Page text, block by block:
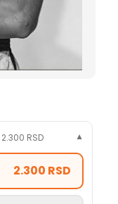
2.300 RSD ▼
2.300 RSD